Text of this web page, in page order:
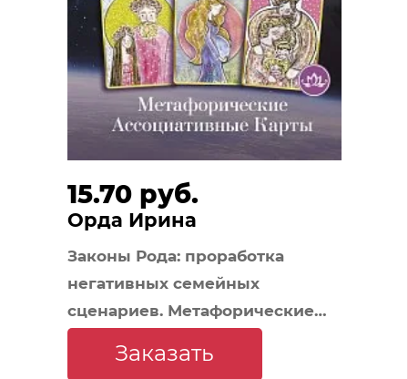
15.70 руб.
Орда Ирина
Законы Рода: проработка
негативных семейных
сценариев. Метафорические
ассоциативные карты.
Методика работы
Заказать